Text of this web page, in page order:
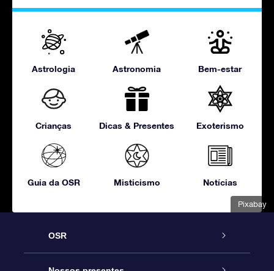
Pixabay
Astrologia Astronomia Bem-estar
Crianças Dicas & Presentes Exoterismo
Guia da OSR Misticismo Notícias
OSR